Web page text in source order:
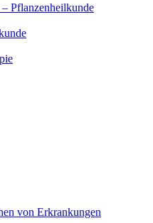
Pflanzenheilkunde
von Erkrankungen